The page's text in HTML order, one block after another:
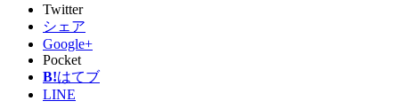
Twitter
シェア
Google+
Pocket
B!はてブ
LINE